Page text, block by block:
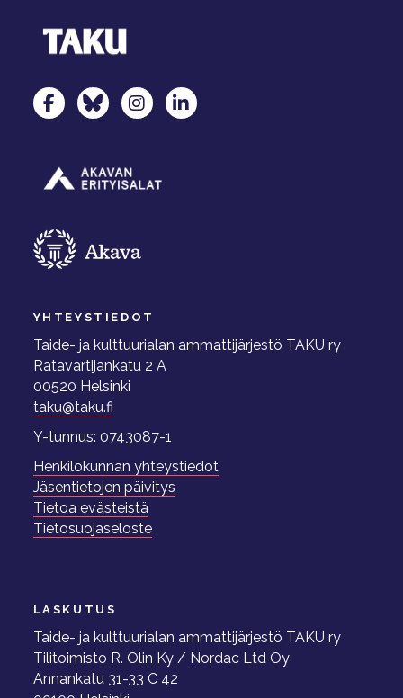
TAKU Facebookissa
TAKU Twitterissä
TAKU Instagramissa
TAKU LinkedInissä
YHTEYSTIEDOT
Taide- ja kulttuurialan ammattijärjestö TAKU ry
Ratavartijankatu 2 A
00520 Helsinki
taku@taku.fi
Y-tunnus: 0743087-1
Henkilökunnan yhteystiedot
Jäsentietojen päivitys
Tietoa evästeistä
Tietosuojaseloste
LASKUTUS
Taide- ja kulttuurialan ammattijärjestö TAKU ry
Tilitoimisto R. Olin Ky / Nordac Ltd Oy
Annankatu 31-33 C 42